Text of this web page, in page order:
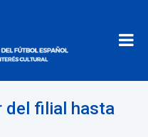
del filial hasta